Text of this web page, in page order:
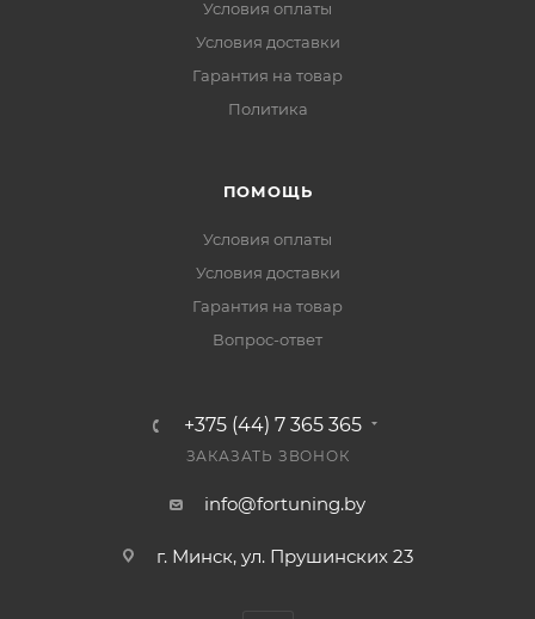
Условия оплаты
Условия доставки
Гарантия на товар
Политика
ПОМОЩЬ
Условия оплаты
Условия доставки
Гарантия на товар
Вопрос-ответ
+375 (44) 7 365 365
ЗАКАЗАТЬ ЗВОНОК
info@fortuning.by
г. Минск, ул. Прушинских 23